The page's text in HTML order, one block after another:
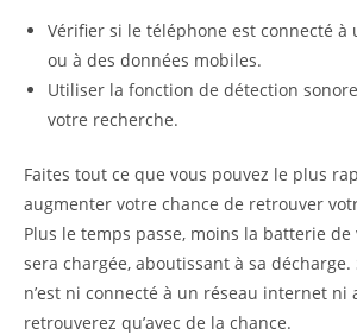
Vérifier si le téléphone est connecté à
ou à des données mobiles.
Utiliser la fonction de détection
votre recherche.
Faites tout ce que vous pouvez le plus
augmenter votre chance de retrouver
Plus le temps passe, moins la batterie
sera chargée, aboutissant à sa
n’est ni connecté à un réseau internet ni
retrouverez qu’avec de la chance.